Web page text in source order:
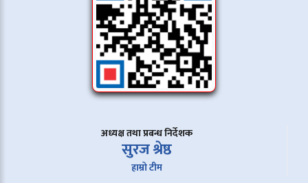
अध्यक्ष तथा प्रबन्ध निर्देशक
सुरज श्रेष्ठ
हाम्रो टीम